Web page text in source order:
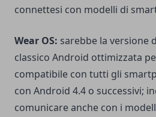
connettesi con modelli di
Wear OS: sarebbe la versione
classico Android ottimizzata
compatibile con tutti gli
con Android 4.4 o successivi;
comunicare anche con i